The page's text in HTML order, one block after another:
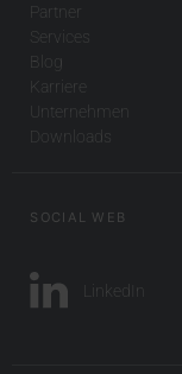
Partner
Services
Blog
Karriere
Unternehmen
Downloads
SOCIAL WEB
LinkedIn